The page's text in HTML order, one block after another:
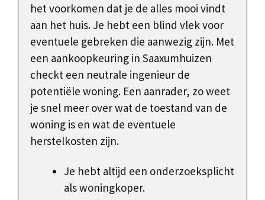
het voorkomen dat je de alles mooi vindt
aan het huis. Je hebt een blind vlek voor
eventuele gebreken die aanwezig zijn. Met
een aankoopkeuring in Saaxumhuizen
checkt een neutrale ingenieur de
potentiële woning. Een aanrader, zo weet
je snel meer over wat de toestand van de
woning is en wat de eventuele
herstelkosten zijn.
Je hebt altijd een onderzoeksplicht
als woningkoper.